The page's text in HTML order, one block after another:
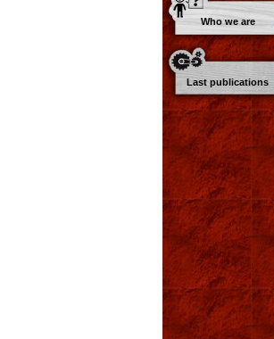
Who we are
Last publications